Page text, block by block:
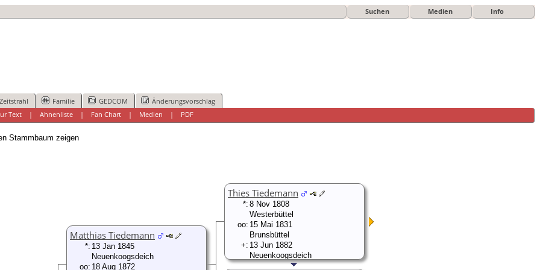
Suchen Medien Info
Zeitstrahl Familie GEDCOM
Änderungsvorschlag
Text| Ahnenliste| Fan Chart| Medien | PDF
Stammbaum zeigen
Matthias Tiedemann
*: 13 Jan 1845
Neuenkoogsdeich
oo: 18 Aug 1872
Thies Tiedemann
*: 8 Nov 1808
Westerbüttel
oo: 15 Mai 1831
Brunsbüttel
+: 13 Jun 1882
Neuenkoogsdeich